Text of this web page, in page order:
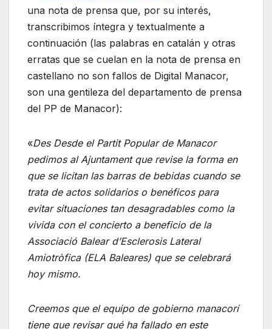
una nota de prensa que, por su interés,
transcribimos íntegra y textualmente a
continuación (las palabras en catalán y otras
erratas que se cuelan en la nota de prensa en
castellano no son fallos de Digital Manacor,
son una gentileza del departamento de prensa
del PP de Manacor):
«Des Desde el Partit Popular de Manacor
pedimos al Ajuntament que revise la forma en
que se licitan las barras de bebidas cuando se
trata de actos solidarios o benéficos para
evitar situaciones tan desagradables como la
vivida con el concierto a beneficio de la
Associació Balear d’Esclerosis Lateral
Amiotròfica (ELA Baleares) que se celebrará
hoy mismo.
Creemos que el equipo de gobierno manacorí
tiene que revisar qué ha fallado en este